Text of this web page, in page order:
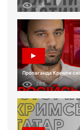
266
Пропаганда Кремля
283